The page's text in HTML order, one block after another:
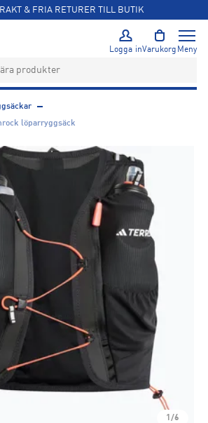
& FRIA RETURER TILL BUTIK
Logga inVarukorg Meny
löparryggsäck
1/6